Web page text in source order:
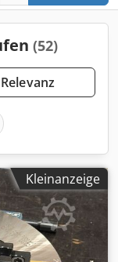
(52)
Kleinanzeige